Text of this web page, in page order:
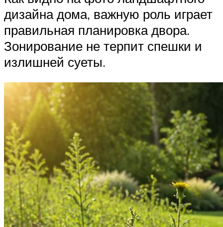
дизайна дома, важную роль играет
правильная планировка двора.
Зонирование не терпит спешки и
излишней суеты.